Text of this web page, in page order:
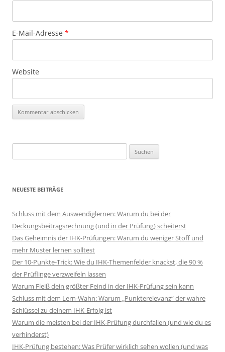
E-Mail-Adresse *
Website
nach:
NEUESTE BEITRÄGE
Schluss mit dem Auswendiglernen: Warum du bei der
Deckungsbeitragsrechnung (und in der Prüfung) scheiterst
Das Geheimnis der IHK-Prüfungen: Warum du weniger Stoff und
mehr Muster lernen solltest
Der 10-Punkte-Trick: Wie du IHK-Themenfelder knackst, die 90 %
der Prüflinge verzweifeln lassen
Warum Fleiß dein größter Feind in der IHK-Prüfung sein kann
Schluss mit dem Lern-Wahn: Warum „Punkterelevanz“ der wahre
Schlüssel zu deinem IHK-Erfolg ist
Warum die meisten bei der IHK-Prüfung durchfallen (und wie du es
verhinderst)
IHK-Prüfung bestehen: Was Prüfer wirklich sehen wollen (und was